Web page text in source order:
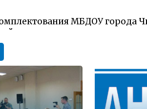
МБДОУ города
год
Читы напоминает о
участии в ГИА-11 (ЕГЭ)